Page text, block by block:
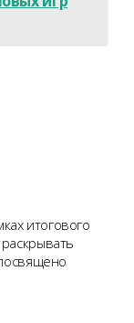
итогового